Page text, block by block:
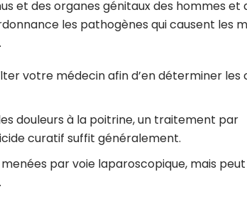
et des organes génitaux des hommes et
les pathogènes qui causent les
votre médecin afin d’en déterminer les
douleurs à la poitrine, un traitement par
curatif suffit généralement.
par voie laparoscopique, mais peut